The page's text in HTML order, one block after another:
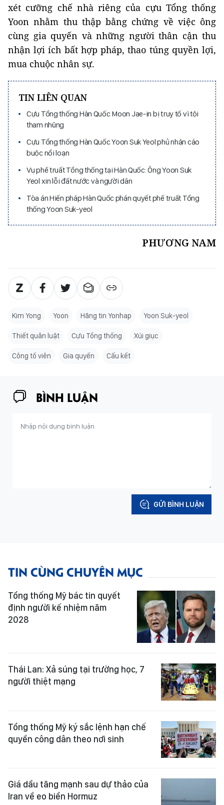
xét cưỡng chế nhà riêng của cựu Tổng thống
Yoon nhằm thu thập bằng chứng về việc ông
cùng gia quyến và những người thân cận thu
nhận lợi ích bất hợp pháp, thao túng quyền lợi,
mua chuộc nhân sự.
TIN LIÊN QUAN
Cựu Tổng thống Hàn Quốc Moon Jae-in bị truy tố vì tội
tham nhũng
Cựu Tổng thống Hàn Quốc Yoon Suk Yeol phủ nhận cáo
buộc nổi loạn
Vụ phế truất Tổng thống tại Hàn Quốc: Ông Yoon Suk
Yeol xin lỗi đất nước và người dân
Tòa án Hiến pháp Hàn Quốc phán quyết phế truất Tổng
thống Yoon Suk-yeol
PHƯƠNG NAM
Kim Yong Yoon Hãng tin Yonhap Yoon Suk-yeol
Thiết quân luật Cựu Tổng thống Xúi giục
Công tố viên Gia quyến Cấu kết
BÌNH LUẬN
GỬI BÌNH LUẬN
TIN CÙNG CHUYÊN MỤC
Tổng thống Mỹ bác tin quyết
định người kế nhiệm năm
2028
Thái Lan: Xả súng tại trường học, 7
người thiệt mạng
Tổng thống Mỹ ký sắc lệnh hạn chế
quyền công dân theo nơi sinh
Giá dầu tăng mạnh sau dự thảo của
Iran về eo biển Hormuz